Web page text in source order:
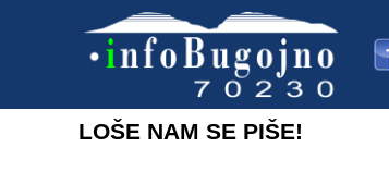
LOŠE NAM SE PIŠE!